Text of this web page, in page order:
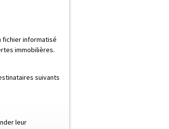
fichier informatisé
immobilières.
suivants
leur